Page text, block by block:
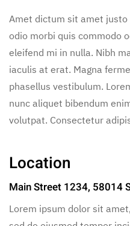
Amet dictum sit amet justo
odio morbi quis commodo
eleifend mi in nulla. Nibh
iaculis at erat. Magna
phasellus vestibulum.
nunc aliquet bibendum
volutpat. Consectetur
Location
Main Street 1234, 58014
Lorem ipsum dolor sit